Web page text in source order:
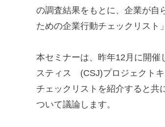
の調査結果をもとに、企業が自
ための企業行動チェックリスト
本セミナーは、昨年12月に開催
スティス (CSJ)プロジェクト
チェックリストを紹介すると共
ついて議論します。